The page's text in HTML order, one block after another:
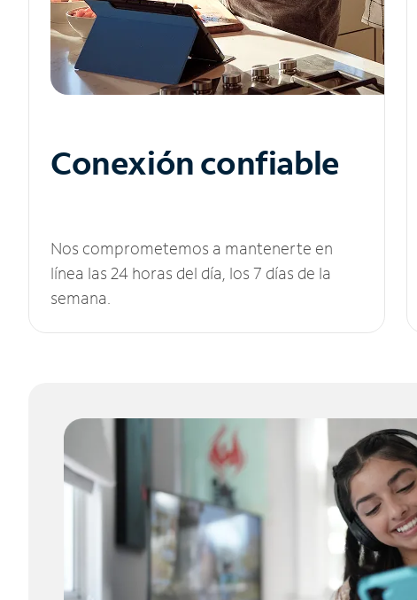
Conexión confiable
Nos comprometemos a mantenerte en
línea las 24 horas del día, los 7 días de la
semana.